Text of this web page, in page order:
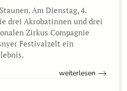
Am Dienstag, 4.
drei Akrobatinnen und drei
Zirkus Compagnie
Festivalzelt ein
weiterlesen